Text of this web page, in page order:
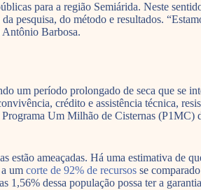
para a região Semiárida. Neste
pesquisa, do método e resultados.
Antônio Barbosa.
um período prolongado de seca que se
crédito e assistência técnica,
Um Milhão de Cisternas
estão ameaçadas. Há uma estimativa
um corte de 92% de recursos se
1,56% dessa população possa ter a